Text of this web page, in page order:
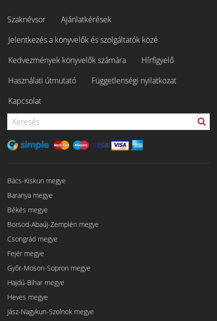
Szaknévsor
Ajánlatkérések
Jelentkezés a könyvelők és szolgáltatók közé
Kedvezmények könyvelők számára
Hírfigyelő
Használati útmutató
Függetlenségi nyilatkozat
Kapcsolat
Bács-Kiskun megye
Baranya megye
Békés megye
Borsod-Abaúj-Zemplén megye
Csongrád megye
Fejér megye
Győr-Moson-Sopron megye
Hajdú-Bihar megye
Heves megye
Jász-Nagykun-Szolnok megye